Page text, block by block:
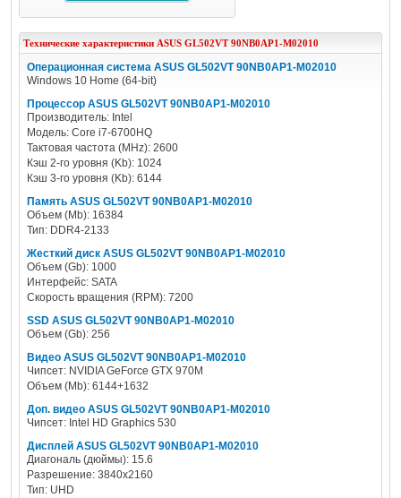
Технические характеристики ASUS GL502VT 90NB0AP1-M02010
Операционная система ASUS GL502VT 90NB0AP1-M02010
Windows 10 Home (64-bit)
Процессор ASUS GL502VT 90NB0AP1-M02010
Производитель: Intel
Модель: Core i7-6700HQ
Тактовая частота (MHz): 2600
Кэш 2-го уровня (Kb): 1024
Кэш 3-го уровня (Kb): 6144
Память ASUS GL502VT 90NB0AP1-M02010
Объем (Mb): 16384
Тип: DDR4-2133
Жесткий диск ASUS GL502VT 90NB0AP1-M02010
Объем (Gb): 1000
Интерфейс: SATA
Скорость вращения (RPM): 7200
SSD ASUS GL502VT 90NB0AP1-M02010
Объем (Gb): 256
Видео ASUS GL502VT 90NB0AP1-M02010
Чипсет: NVIDIA GeForce GTX 970M
Объем (Mb): 6144+1632
Доп. видео ASUS GL502VT 90NB0AP1-M02010
Чипсет: Intel HD Graphics 530
Дисплей ASUS GL502VT 90NB0AP1-M02010
Диагональ (дюймы): 15.6
Разрешение: 3840x2160
Тип: UHD